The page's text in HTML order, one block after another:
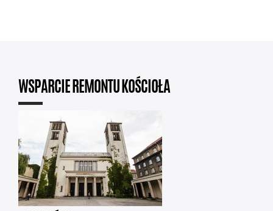
WSPARCIE REMONTU KOŚCIOŁA